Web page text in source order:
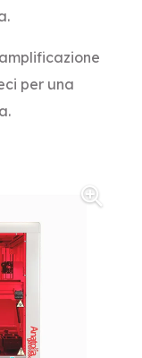
per una